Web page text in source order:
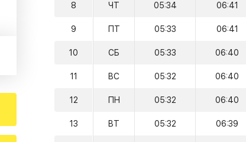
8 ЧТ 05:34 06:41
9 ПТ 05:33 06:41
10 СБ 05:33 06:40
11 ВС 05:32 06:40
12 ПН 05:32 06:40
13 ВТ 05:32 06:39